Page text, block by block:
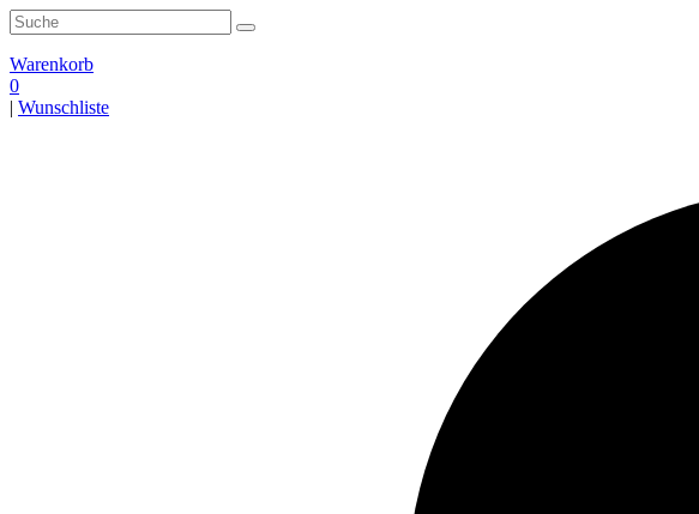
Zum
Inhalt
springen
Search
for:
Warenkorb
0
| Wunschliste